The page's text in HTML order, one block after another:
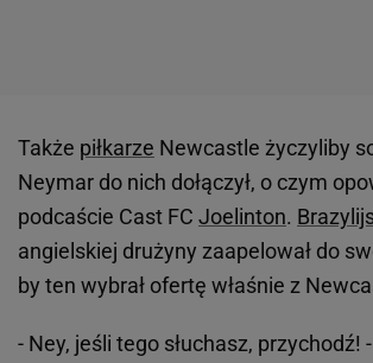
Także piłkarze Newcastle życzyliby
Neymar do nich dołączył, o czym
podcaście Cast FC Joelinton.
angielskiej drużyny zaapelował do
by ten wybrał ofertę właśnie z
- Ney, jeśli tego słuchasz, przychodź!